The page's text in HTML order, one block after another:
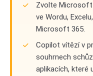
Zvolte Microsoft
ve Wordu,
Microsoft 365.
Copilot vítězí v
souhrnech
aplikacích, které